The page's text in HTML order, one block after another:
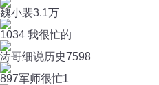
魏小裴3.1万
1034 我很忙的
涛哥细说历史7598
897军师很忙1